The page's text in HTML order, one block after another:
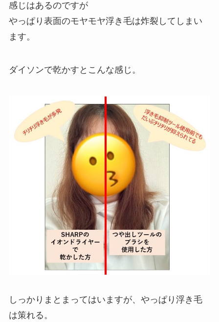
感じはあるのですが
やっぱり表面のモヤモヤ浮き毛は炸裂してしまい
ます。
ダイソンで乾かすとこんな感じ。
しっかりまとまってはいますが、やっぱり浮き毛
は策れる。